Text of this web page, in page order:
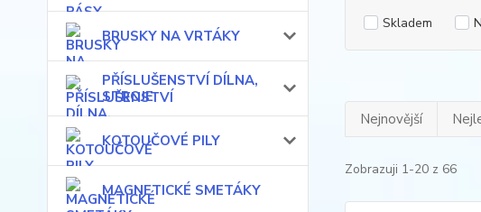
BRUSKY NA VRTÁKY
PŘÍSLUŠENSTVÍ DÍLNA,
STROJE
KOTOUČOVÉ PILY
MAGNETICKÉ SMETÁKY
Skladem
Nejnovější
Zobrazuji 1-20 z 66